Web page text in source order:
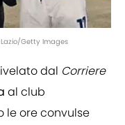
Getty Images
dal Corriere
al club
ore convulse